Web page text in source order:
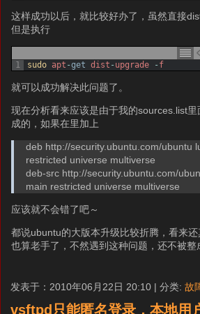
这样成功以后，就比较好办了，虽然直接
但是执行
1
sudo apt -get dist - upgrade - f
就可以成功解决此问题了。
现在分析看来应该是由于我的sources.list
成的，如果在里加上
deb http://security.ubuntu.com/ubuntu
restricted universe multiverse
deb-src http://security.ubuntu.com/
main restricted universe multiverse
应该就不会错了吧～
都说ubuntu的大版本升级比较折腾，看来
也算老手了，不然遇到这种问题，还不被整
发表于：2010年06月22日 20:10 | 分类: 故
vsftpd只能匿名登录，本地用